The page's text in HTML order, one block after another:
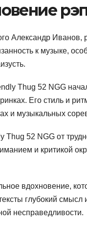
Александр
к музыке,
Thug 52 NGG
Его стиль и
и музыкальных
52 NGG от
и критикой
вдохновение,
глубокий
несправедливости.